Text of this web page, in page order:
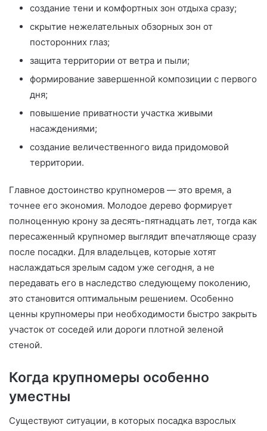
создание тени и комфортных зон отдыха сразу;
скрытие нежелательных обзорных зон от
посторонних глаз;
защита территории от ветра и пыли;
формирование завершенной композиции с первого
дня;
повышение приватности участка живыми
насаждениями;
создание величественного вида придомовой
территории.
Главное достоинство крупномеров — это время, а
точнее его экономия. Молодое дерево формирует
полноценную крону за десять-пятнадцать лет, тогда как
пересаженный крупномер выглядит впечатляюще сразу
после посадки. Для владельцев, которые хотят
наслаждаться зрелым садом уже сегодня, а не
передавать его в наследство следующему поколению,
это становится оптимальным решением. Особенно
ценны крупномеры при необходимости быстро закрыть
участок от соседей или дороги плотной зеленой
стеной.
Когда крупномеры особенно
уместны
Существуют ситуации, в которых посадка взрослых